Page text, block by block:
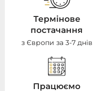
Термінове
постачання
з Європи за 3-7 днів
Працюємо